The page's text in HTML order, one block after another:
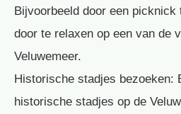
Bijvoorbeeld door een
door te relaxen op een van de
Veluwemeer.
Historische stadjes bezoeken:
historische stadjes op de